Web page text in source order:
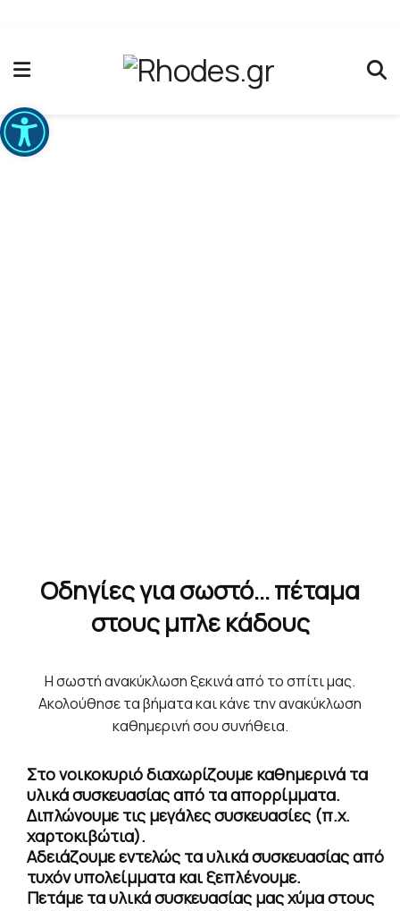
Ανοίξτε τη γραμμή εργαλείων
Οδηγίες για σωστό... πέταμα
στους μπλε κάδους
Η σωστή ανακύκλωση ξεκινά από το σπίτι μας.
Ακολούθησε τα βήματα και κάνε την ανακύκλωση
καθημερινή σου συνήθεια.
Στο νοικοκυριό διαχωρίζουμε καθημερινά τα
υλικά συσκευασίας από τα απορρίμματα.
Διπλώνουμε τις μεγάλες συσκευασίες (π.χ.
χαρτοκιβώτια).
Αδειάζουμε εντελώς τα υλικά συσκευασίας από
τυχόν υπολείμματα και ξεπλένουμε.
Πετάμε τα υλικά συσκευασίας μας χύμα στους